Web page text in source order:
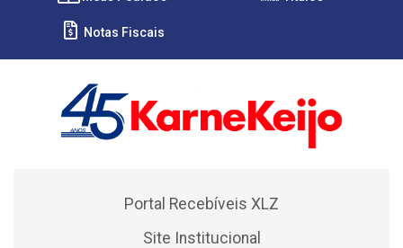
Notas Fiscais
Portal Recebíveis XLZ
Site Institucional